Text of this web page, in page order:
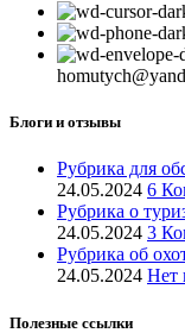
Блоги и отзывы
Рубрика для
24.05.2024 6
Рубрика о
24.05.2024 3
Рубрика об
24.05.2024 Нет
Полезные ссылки